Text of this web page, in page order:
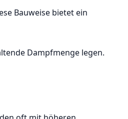
Bauweise bietet ein
Dampfmenge legen.